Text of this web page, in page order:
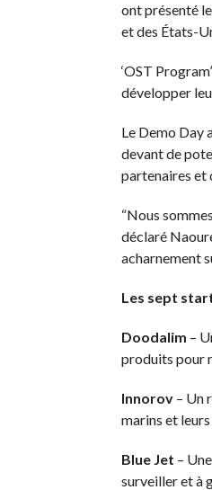
ont présenté
et des États-
‘OST
développer
Le Demo Day
devant de
partenaires et
“Nous
déclaré
acharnement
Les sept
Doodalim –
produits pour
Innorov– Un
marins et
Blue Jet –
surveiller et à